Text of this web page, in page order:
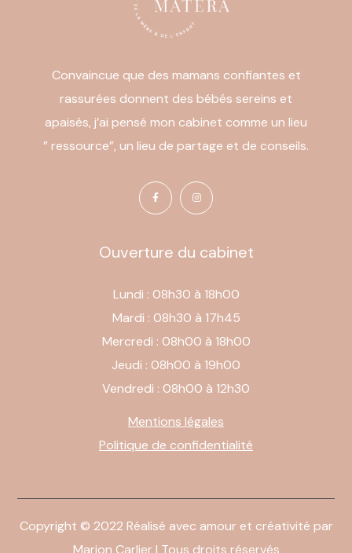
Convaincue que des mamans confiantes et
rassurées donnent des bébés sereins et
apaisés, j’ai pensé mon cabinet comme un lieu
” ressource”, un lieu de partage et de conseils.
Ouverture du cabinet
Lundi : 08h30 à 18h00
Mardi : 08h30 à 17h45
Mercredi : 08h00 à 18h00
Jeudi : 08h00 à 19h00
Vendredi : 08h00 à 12h30
Mentions légales
Politique de confidentialité
Copyright © 2022 Réalisé avec amour et créativité par